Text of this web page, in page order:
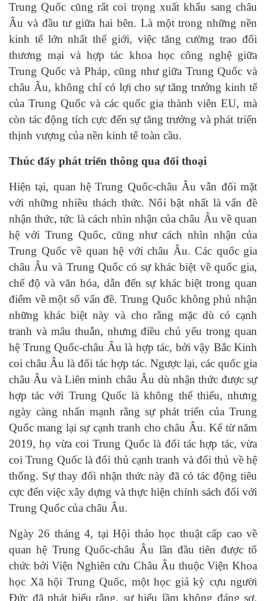
Trung Quốc cũng rất coi trọng xuất khẩu sang châu
Âu và đầu tư giữa hai bên. Là một trong những nền
kinh tế lớn nhất thế giới, việc tăng cường trao đổi
thương mại và hợp tác khoa học công nghệ giữa
Trung Quốc và Pháp, cũng như giữa Trung Quốc và
châu Âu, không chỉ có lợi cho sự tăng trưởng kinh tế
của Trung Quốc và các quốc gia thành viên EU, mà
còn tác động tích cực đến sự tăng trưởng và phát triển
thịnh vượng của nền kinh tế toàn cầu.
Thúc đẩy phát triển thông qua đối thoại
Hiện tại, quan hệ Trung Quốc-châu Âu vẫn đối mặt
với những nhiều thách thức. Nổi bật nhất là vấn đề
nhận thức, tức là cách nhìn nhận của châu Âu về quan
hệ với Trung Quốc, cũng như cách nhìn nhận của
Trung Quốc về quan hệ với châu Âu. Các quốc gia
châu Âu và Trung Quốc có sự khác biệt về quốc gia,
chế độ và văn hóa, dẫn đến sự khác biệt trong quan
điểm về một số vấn đề. Trung Quốc không phủ nhận
những khác biệt này và cho rằng mặc dù có cạnh
tranh và mâu thuẫn, nhưng điều chủ yếu trong quan
hệ Trung Quốc-châu Âu là hợp tác, bởi vậy Bắc Kinh
coi châu Âu là đối tác hợp tác. Ngược lại, các quốc gia
châu Âu và Liên minh châu Âu dù nhận thức được sự
hợp tác với Trung Quốc là không thể thiếu, nhưng
ngày càng nhấn mạnh rằng sự phát triển của Trung
Quốc mang lại sự cạnh tranh cho châu Âu. Kể từ năm
2019, họ vừa coi Trung Quốc là đối tác hợp tác, vừa
coi Trung Quốc là đối thủ cạnh tranh và đối thủ về hệ
thống. Sự thay đổi nhận thức này đã có tác động tiêu
cực đến việc xây dựng và thực hiện chính sách đối với
Trung Quốc của châu Âu.
Ngày 26 tháng 4, tại Hội thảo học thuật cấp cao về
quan hệ Trung Quốc-châu Âu lần đầu tiên được tổ
chức bởi Viện Nghiên cứu Châu Âu thuộc Viện Khoa
học Xã hội Trung Quốc, một học giả kỳ cựu người
Đức đã phát biểu rằng, sự hiểu lầm không đáng sợ,